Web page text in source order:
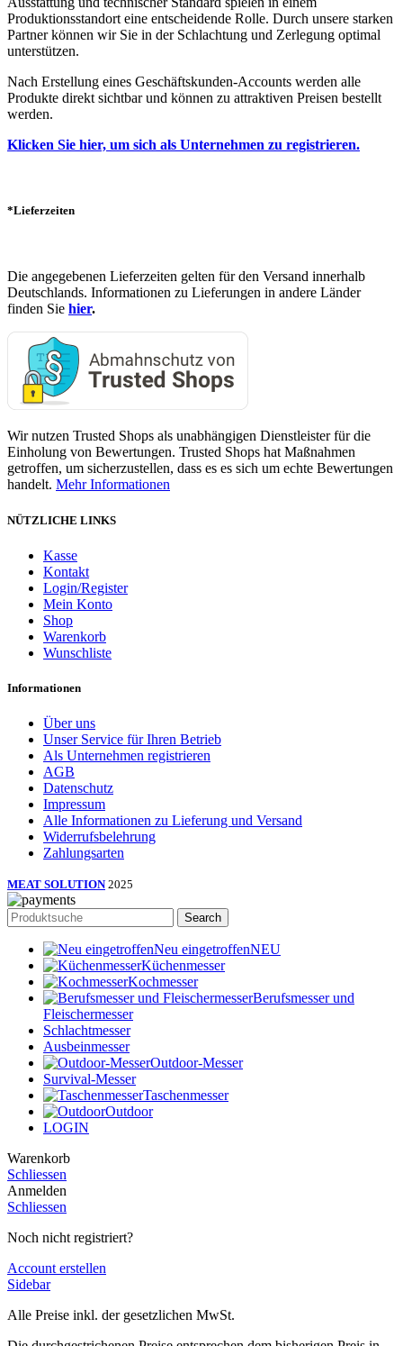
Produktionsstandort eine entscheidende Rolle. Durch unsere starken
Partner können wir Sie in der Schlachtung und Zerlegung optimal
unterstützen.
Nach Erstellung eines Geschäftskunden-Accounts werden alle
Produkte direkt sichtbar und können zu attraktiven Preisen bestellt
werden.
Klicken Sie hier, um sich als Unternehmen zu registrieren.
*Lieferzeiten
Die angegebenen Lieferzeiten gelten für den Versand innerhalb
Deutschlands. Informationen zu Lieferungen in andere Länder
finden Sie hier.
Wir nutzen Trusted Shops als unabhängigen Dienstleister für die
Einholung von Bewertungen. Trusted Shops hat Maßnahmen
getroffen, um sicherzustellen, dass es es sich um echte Bewertungen
handelt. Mehr Informationen
NÜTZLICHE LINKS
Kasse
Kontakt
Login/Register
Mein Konto
Shop
Warenkorb
Wunschliste
Informationen
Über uns
Unser Service für Ihren Betrieb
Als Unternehmen registrieren
AGB
Datenschutz
Impressum
Alle Informationen zu Lieferung und Versand
Widerrufsbelehrung
Zahlungsarten
MEAT SOLUTION 2025
Search
Neu eingetroffenNEU
Küchenmesser
Kochmesser
Berufsmesser und
Fleischermesser
Schlachtmesser
Ausbeinmesser
Outdoor-Messer
Survival-Messer
Taschenmesser
Outdoor
LOGIN
Warenkorb
Schliessen
Anmelden
Schliessen
Noch nicht registriert?
Account erstellen
Sidebar
Alle Preise inkl. der gesetzlichen MwSt.